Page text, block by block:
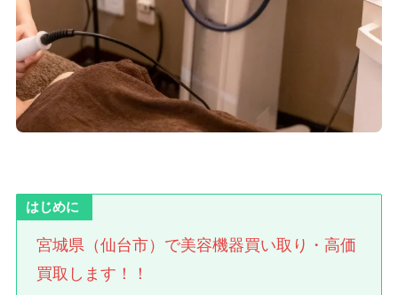
はじめに
宮城県（仙台市）で美容機器買い取り・高価
買取します！！